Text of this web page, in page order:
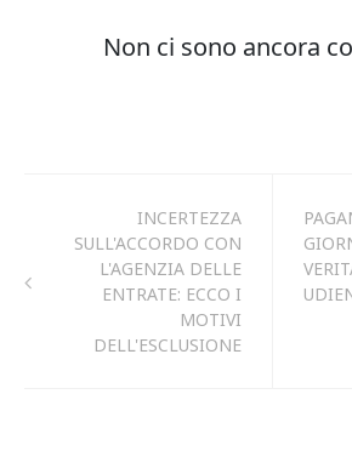
INCERTEZZA
SULL'ACCORDO CON
L'AGENZIA DELLE
ENTRATE: ECCO I
MOTIVI
DELL'ESCLUSIONE